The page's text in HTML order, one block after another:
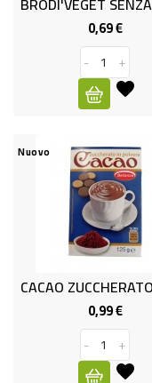
PET
PRONTI
CONDIMENTI
CARNE
ORTOFRUTTA
PANIFICI
0,69 €Prezzo
-
+
Nuovo
0,99 €Prezzo
-
+